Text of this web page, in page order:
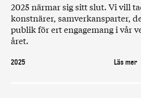
2025 närmar sig sitt slut. Vi vill
konstnärer, samverkansparter,
publik för ert engagemang i vår
året.
2025 Läs mer